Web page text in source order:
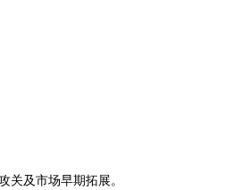
及市场早期拓展。